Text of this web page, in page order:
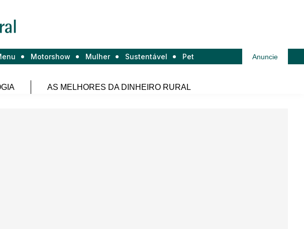
Motorshow Mulher Sustentável Pet Anuncie
AS MELHORES DA DINHEIRO RURAL